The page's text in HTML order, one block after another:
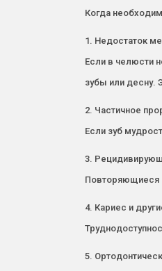
Когда
1. Недостаток
Если в челюсти
зубы или десну.
2. Частичное
Если зуб
3.
Повторяющиеся
4. Кариес и
5.